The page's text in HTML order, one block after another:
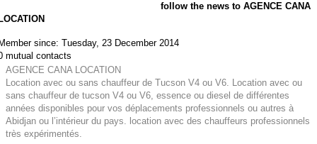
friendly treatments (EPA Guidelines, 2024), ensuring your
on trust and results, we treat every home like our own. Let us
handle the pests, so you can enjoy a worry-free environment.
Contact us today to experience the expertise and care that
set us apart.
Website :
www.417pestsolutions.com
Send Message
follow the news to AGENCE CANA
since: Tuesday, 23 December 2014
mutual contacts
AGENCE CANA LOCATION
Location avec ou sans chauffeur de Tucson V4 ou V6. Location avec ou
sans chauffeur de tucson V4 ou V6, essence ou diesel de différentes
années disponibles pour vos déplacements professionnels ou autres à
Abidjan ou l’intérieur du pays. location avec des chauffeurs professionnels
très expérimentés.